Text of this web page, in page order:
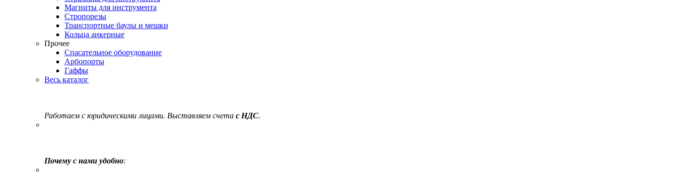
Магниты для инструмента
Стропорезы
Транспортные баулы и мешки
Кольца анкерные
Прочее
Спасательное оборудование
Арбопорты
Гаффы
Весь каталог
Работаем с юридическими лицами. Выставляем счета с НДС.
Почему с нами удобно: